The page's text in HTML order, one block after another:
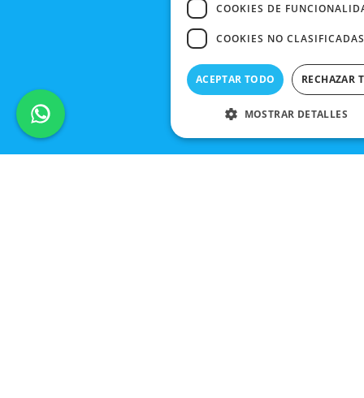
COOKIES DE
COOKIES NO CLASIFICADAS
ACEPTAR TODO RECHAZAR
MOSTRAR DETALLES